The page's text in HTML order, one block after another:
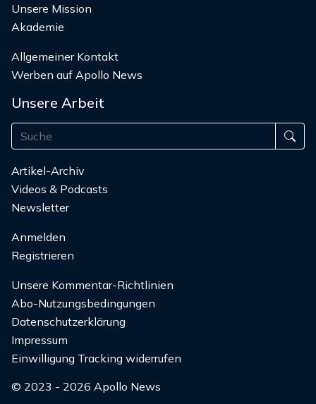
Unsere Mission
Akademie
Allgemeiner Kontakt
Werben auf Apollo News
Unsere Arbeit
Artikel-Archiv
Videos & Podcasts
Newsletter
Anmelden
Registrieren
Unsere Kommentar-Richtlinien
Abo-Nutzungsbedingungen
Datenschutzerklärung
Impressum
Einwilligung Tracking widerrufen
© 2023 - 2026 Apollo News